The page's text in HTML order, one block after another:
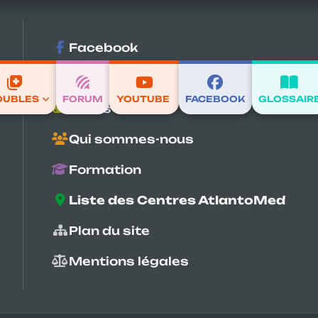
FORUM YOUTUBE FACEBOOK
Dorsalgies
qui se manifestent dans le dos,
thoracique postérieure.
troubles des articulations
Facebook
Glossaire
Coûts – Durée
Qui sommes-nous
Formation
Liste des Centres AtlantoMed
Plan du site
Mentions légales